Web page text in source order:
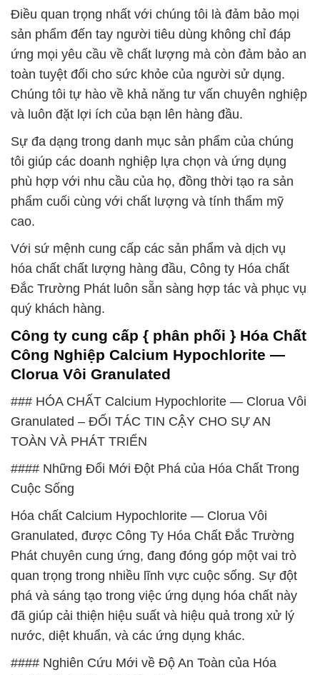
Điều quan trọng nhất với chúng tôi là đảm bảo mọi
sản phẩm đến tay người tiêu dùng không chỉ đáp
ứng mọi yêu cầu về chất lượng mà còn đảm bảo an
toàn tuyệt đối cho sức khỏe của người sử dụng.
Chúng tôi tự hào về khả năng tư vấn chuyên nghiệp
và luôn đặt lợi ích của bạn lên hàng đầu.
Sự đa dạng trong danh mục sản phẩm của chúng
tôi giúp các doanh nghiệp lựa chọn và ứng dụng
phù hợp với nhu cầu của họ, đồng thời tạo ra sản
phẩm cuối cùng với chất lượng và tính thẩm mỹ
cao.
Với sứ mệnh cung cấp các sản phẩm và dịch vụ
hóa chất chất lượng hàng đầu, Công ty Hóa chất
Đắc Trường Phát luôn sẵn sàng hợp tác và phục vụ
quý khách hàng.
Công ty cung cấp { phân phối } Hóa Chất
Công Nghiệp Calcium Hypochlorite —
Clorua Vôi Granulated
### HÓA CHẤT Calcium Hypochlorite — Clorua Vôi
Granulated – ĐỐI TÁC TIN CẬY CHO SỰ AN
TOÀN VÀ PHÁT TRIỂN
#### Những Đổi Mới Đột Phá của Hóa Chất Trong
Cuộc Sống
Hóa chất Calcium Hypochlorite — Clorua Vôi
Granulated, được Công Ty Hóa Chất Đắc Trường
Phát chuyên cung ứng, đang đóng góp một vai trò
quan trọng trong nhiều lĩnh vực cuộc sống. Sự đột
phá và sáng tạo trong việc ứng dụng hóa chất này
đã giúp cải thiện hiệu suất và hiệu quả trong xử lý
nước, diệt khuẩn, và các ứng dụng khác.
#### Nghiên Cứu Mới về Độ An Toàn của Hóa